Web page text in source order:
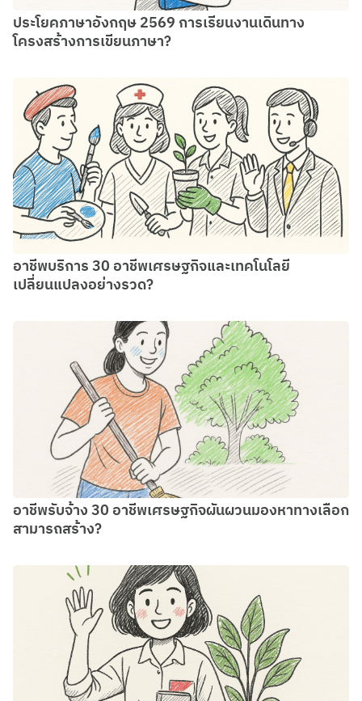
ประโยคภาษาอังกฤษ 2569 การเรียนงานเดินทาง
โครงสร้างการเขียนภาษา?
อาชีพบริการ 30 อาชีพเศรษฐกิจและเทคโนโลยี
เปลี่ยนแปลงอย่างรวด?
อาชีพรับจ้าง 30 อาชีพเศรษฐกิจผันผวนมองหาทางเลือก
สามารถสร้าง?